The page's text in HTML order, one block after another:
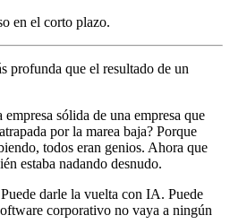
en el corto plazo.
profunda que el resultado de un
sólida de una empresa que
por la marea baja? Porque
todos eran genios. Ahora que
estaba nadando desnudo.
darle la vuelta con IA. Puede
corporativo no vaya a ningún